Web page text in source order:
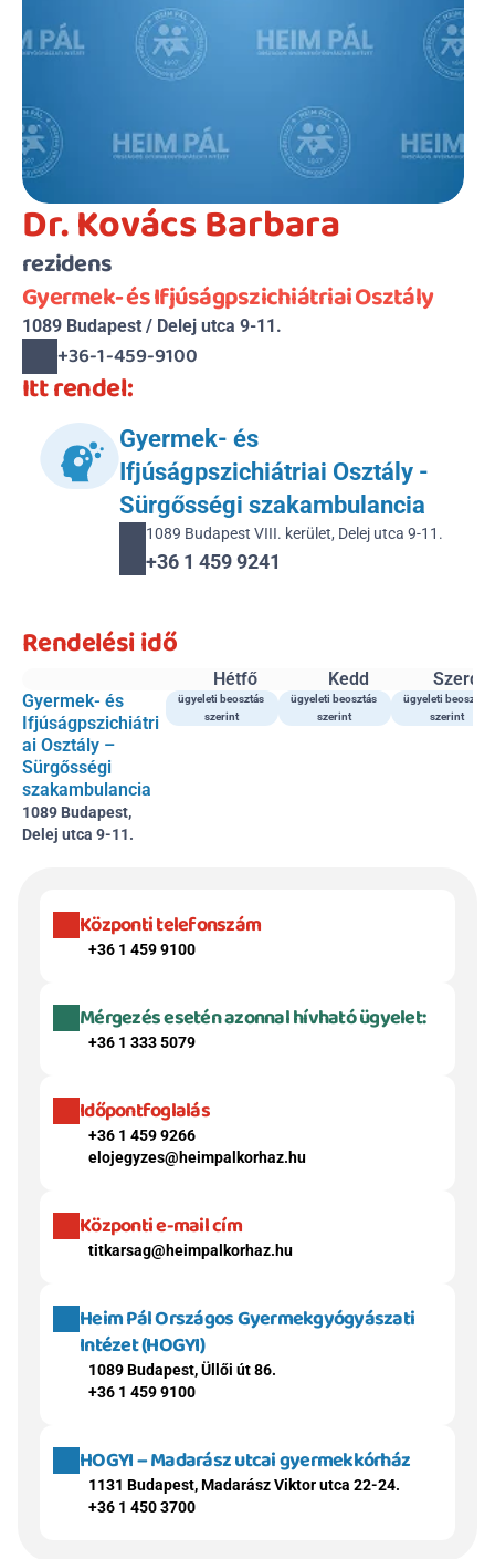
Dr. Kovács Barbara
rezidens
Gyermek- és Ifjúságpszichiátriai Osztály
1089 Budapest / Delej utca 9-11.
+36-1-459-9100
Itt rendel:
Gyermek- és
Ifjúságpszichiátriai Osztály -
Sürgősségi szakambulancia
1089 Budapest VIII. kerület, Delej utca 9-11.
+36 1 459 9241
Rendelési idő
Hétfő Kedd
Szerda
Gyermek- és
Ifjúságpszichiátri
ai Osztály –
Sürgősségi
szakambulancia
1089 Budapest,
Delej utca 9-11.
ügyeleti beosztás
szerint
ügyeleti beosztás
szerint
ügyeleti beosztás
szerint
Központi telefonszám
+36 1 459 9100
Mérgezés esetén azonnal hívható ügyelet:
+36 1 333 5079
Időpontfoglalás
+36 1 459 9266
elojegyzes@heimpalkorhaz.hu
Központi e-mail cím
titkarsag@heimpalkorhaz.hu
Heim Pál Országos Gyermekgyógyászati
Intézet (HOGYI)
1089 Budapest, Üllői út 86.
+36 1 459 9100
HOGYI – Madarász utcai gyermekkórház
1131 Budapest, Madarász Viktor utca 22-24.
+36 1 450 3700